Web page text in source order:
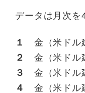
データは月次を
１
金（米ドル
２
金（米ドル
３
金（米ドル
４
金（米ドル